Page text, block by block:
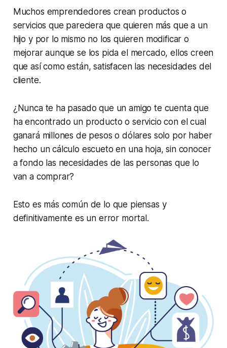
Muchos emprendedores crean productos o
servicios que pareciera que quieren más que a un
hijo y por lo mismo no los quieren modificar o
mejorar aunque se los pida el mercado, ellos creen
que así como están, satisfacen las necesidades del
cliente.
¿Nunca te ha pasado que un amigo te cuenta que
ha encontrado un producto o servicio con el cual
ganará millones de pesos o dólares solo por haber
hecho un cálculo escueto en una hoja, sin conocer
a fondo las necesidades de las personas que lo
van a comprar?
Esto es más común de lo que piensas y
definitivamente es un error mortal.